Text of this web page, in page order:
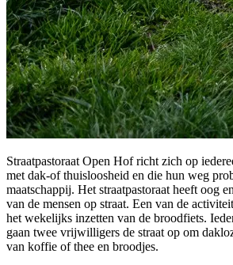
Straatpastoraat Open Hof richt zich op
met dak-of thuisloosheid en die hun weg
maatschappij. Het straatpastoraat heeft oog
van de mensen op straat. Een van de
het wekelijks inzetten van de broodfiets.
gaan twee vrijwilligers de straat op om
van koffie of thee en broodjes.